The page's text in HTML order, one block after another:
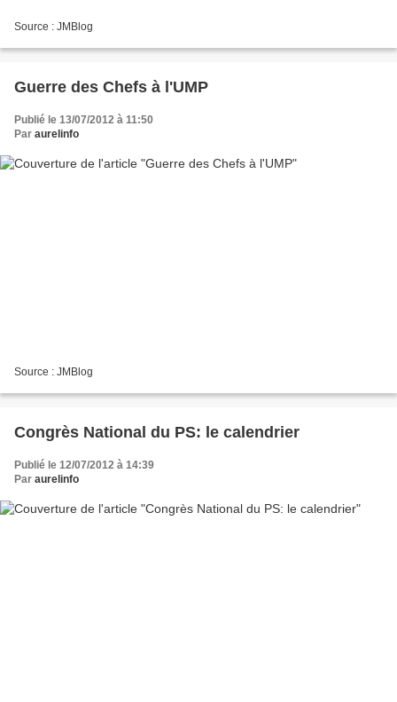
Source : JMBlog
Guerre des Chefs à l'UMP
Publié le 13/07/2012 à 11:50
Par aurelinfo
Source : JMBlog
Congrès National du PS: le calendrier
Publié le 12/07/2012 à 14:39
Par aurelinfo